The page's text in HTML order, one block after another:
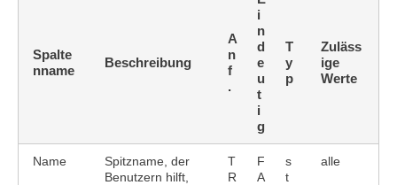
Spalte
nname
Beschreibung
A
n
f
.
i
n
d
e
u
t
i
g
T
y
p
Zuläss
ige
Werte
Name
Spitzname, der
Benutzern hilft,
T
R
F
A
s
t
alle